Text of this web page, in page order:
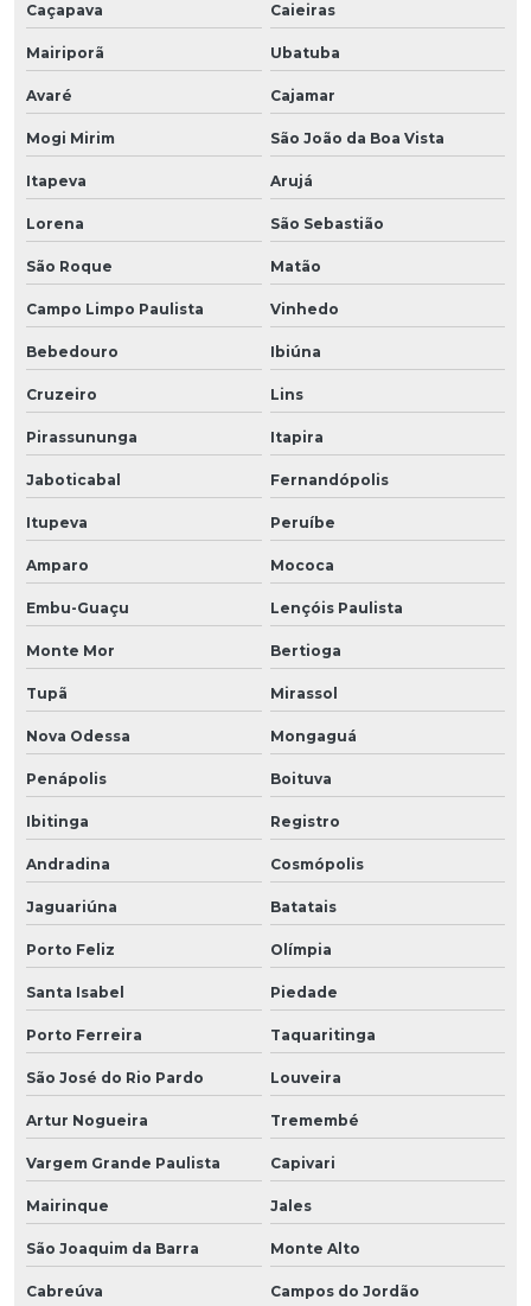
Caçapava Caieiras
Mairiporã Ubatuba
Avaré Cajamar
Mogi Mirim São João da Boa Vista
Itapeva Arujá
Lorena São Sebastião
São Roque Matão
Campo Limpo Paulista Vinhedo
Bebedouro Ibiúna
Cruzeiro Lins
Pirassununga Itapira
Jaboticabal Fernandópolis
Itupeva Peruíbe
Amparo Mococa
Embu-Guaçu Lençóis Paulista
Monte Mor Bertioga
Tupã Mirassol
Nova Odessa Mongaguá
Penápolis Boituva
Ibitinga Registro
Andradina Cosmópolis
Jaguariúna Batatais
Porto Feliz Olímpia
Santa Isabel Piedade
Porto Ferreira Taquaritinga
São José do Rio Pardo Louveira
Artur Nogueira Tremembé
Vargem Grande Paulista Capivari
Mairinque Jales
São Joaquim da Barra Monte Alto
Cabreúva Campos do Jordão